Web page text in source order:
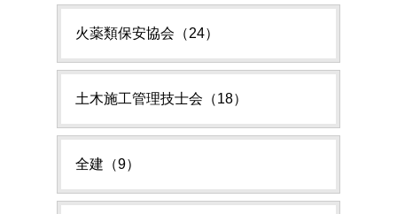
火薬類保安協会（24）
土木施工管理技士会（18）
全建（9）